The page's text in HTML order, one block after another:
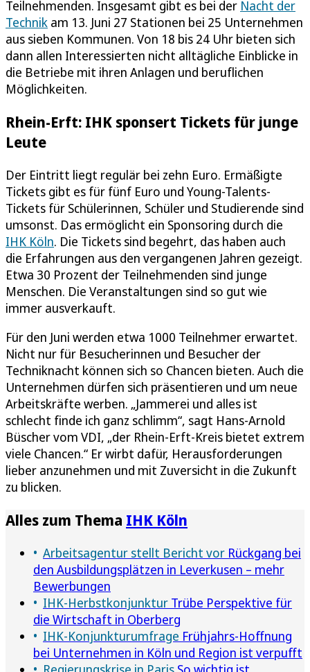
Teilnehmenden. Insgesamt gibt es bei der Nacht der
Technik am 13. Juni 27 Stationen bei 25 Unternehmen
aus sieben Kommunen. Von 18 bis 24 Uhr bieten sich
dann allen Interessierten nicht alltägliche Einblicke in
die Betriebe mit ihren Anlagen und beruflichen
Möglichkeiten.
Rhein-Erft: IHK sponsert Tickets für junge
Leute
Der Eintritt liegt regulär bei zehn Euro. Ermäßigte
Tickets gibt es für fünf Euro und Young-Talents-
Tickets für Schülerinnen, Schüler und Studierende sind
umsonst. Das ermöglicht ein Sponsoring durch die
IHK Köln. Die Tickets sind begehrt, das haben auch
die Erfahrungen aus den vergangenen Jahren gezeigt.
Etwa 30 Prozent der Teilnehmenden sind junge
Menschen. Die Veranstaltungen sind so gut wie
immer ausverkauft.
Für den Juni werden etwa 1000 Teilnehmer erwartet.
Nicht nur für Besucherinnen und Besucher der
Techniknacht können sich so Chancen bieten. Auch die
Unternehmen dürfen sich präsentieren und um neue
Arbeitskräfte werben. „Jammerei und alles ist
schlecht finde ich ganz schlimm“, sagt Hans-Arnold
Büscher vom VDI, „der Rhein-Erft-Kreis bietet extrem
viele Chancen.“ Er wirbt dafür, Herausforderungen
lieber anzunehmen und mit Zuversicht in die Zukunft
zu blicken.
Alles zum Thema IHK Köln
Arbeitsagentur stellt Bericht vor Rückgang bei
den Ausbildungsplätzen in Leverkusen – mehr
Bewerbungen
IHK-Herbstkonjunktur Trübe Perspektive für
die Wirtschaft in Oberberg
IHK-Konjunkturumfrage Frühjahrs-Hoffnung
bei Unternehmen in Köln und Region ist verpufft